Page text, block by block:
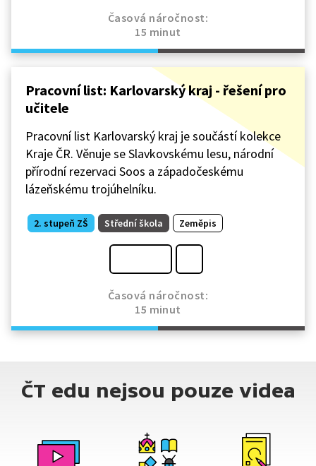
Časová náročnost:
15 minut
Pracovní list: Karlovarský kraj - řešení pro
učitele
Pracovní list Karlovarský kraj je součástí kolekce
Kraje ČR. Věnuje se Slavkovskému lesu, národní
přírodní rezervaci Soos a západočeskému
lázeňskému trojúhelníku.
2. stupeň ZŠ Střední škola Zeměpis
Časová náročnost:
15 minut
ČT edu nejsou pouze videa